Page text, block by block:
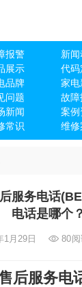
报警 新
展示 代码
品牌 家电
问题 故障
新闻 案例
常识 维修
服务电话
电话是哪个
1月29日 80
后服务电